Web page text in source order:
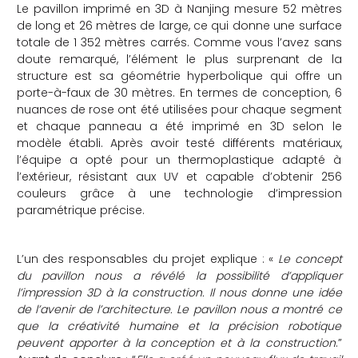
Le pavillon imprimé en 3D à Nanjing mesure 52 mètres
de long et 26 mètres de large, ce qui donne une surface
totale de 1 352 mètres carrés. Comme vous l’avez sans
doute remarqué, l’élément le plus surprenant de la
structure est sa géométrie hyperbolique qui offre un
porte-à-faux de 30 mètres. En termes de conception, 6
nuances de rose ont été utilisées pour chaque segment
et chaque panneau a été imprimé en 3D selon le
modèle établi. Après avoir testé différents matériaux,
l’équipe a opté pour un thermoplastique adapté à
l’extérieur, résistant aux UV et capable d’obtenir 256
couleurs grâce à une technologie d’impression
paramétrique précise.
L’un des responsables du projet explique : « Le concept
du pavillon nous a révélé la possibilité d’appliquer
l’impression 3D à la construction. Il nous donne une idée
de l’avenir de l’architecture. Le pavillon nous a montré ce
que la créativité humaine et la précision robotique
peuvent apporter à la conception et à la construction.”